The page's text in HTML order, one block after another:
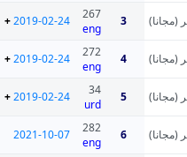
(مجانا) 3
267
eng
2019-02-24
+
(مجانا) 4
272
eng
2019-02-24
+
(مجانا) 5
34
urd
2019-02-24
+
(مجانا) 6
282
eng
2021-10-07